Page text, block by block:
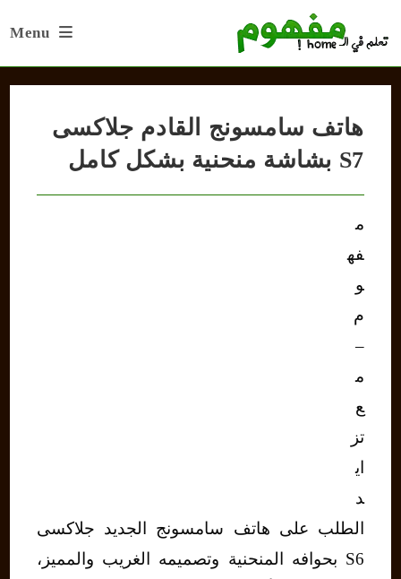
Menu
هاتف سامسونج القادم جلاكسى
S7 بشاشة منحنية بشكل كامل
م
فه
و
م
–
م
ع
تز
اي
د
الطلب على هاتف سامسونج الجديد جلاكسى
S6 بحوافه المنحنية وتصميمه الغريب والمميز،